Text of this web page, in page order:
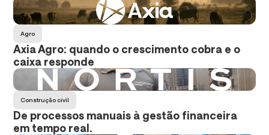
Agro
Axia Agro: quando o crescimento cobra e o
caixa responde
Construção cívil
De processos manuais à gestão financeira
em tempo real.